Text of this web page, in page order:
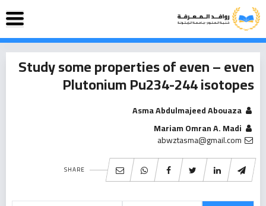
Study some properties of even – even
Plutonium Pu234-244 isotopes
SHARE